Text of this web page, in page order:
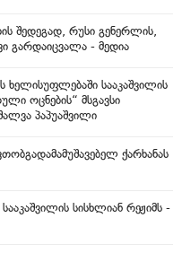
შედეგად, რუსი გენერლის,
გარდაიცვალა - მედია
სააკაშვილის
ოცნების“ მსგავსი
პაპუაშვილი
ქარხანას
სისხლიან რეჟიმს -